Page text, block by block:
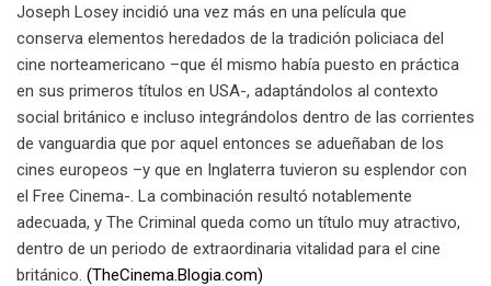
Joseph Losey incidió una vez más en una película que
conserva elementos heredados de la tradición policiaca del
cine norteamericano –que él mismo había puesto en práctica
en sus primeros títulos en USA-, adaptándolos al contexto
social británico e incluso integrándolos dentro de las corrientes
de vanguardia que por aquel entonces se adueñaban de los
cines europeos –y que en Inglaterra tuvieron su esplendor con
el Free Cinema-. La combinación resultó notablemente
adecuada, y The Criminal queda como un título muy atractivo,
dentro de un periodo de extraordinaria vitalidad para el cine
británico. (TheCinema.Blogia.com)